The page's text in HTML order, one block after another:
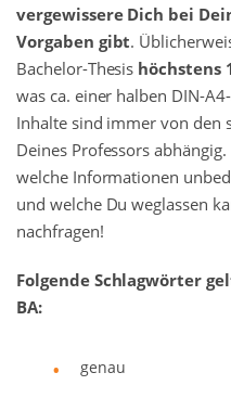
vergewissere Dich bei
Vorgaben gibt.
Bachelor-Thesis höchstens
was ca. einer halben DIN-
Inhalte sind immer von den
Deines Professors
welche Informationen
und welche Du weglassen
nachfragen!
Folgende Schlagwörter
BA:
genau